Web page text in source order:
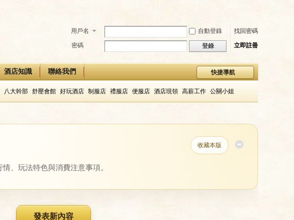
用戶名 自動登錄 找回密碼
密碼 登錄 立即註冊
快捷導航
酒店知識 聯絡我們
八大幹部 舒壓會館 好玩酒店 制服店 禮服店 便服店 酒店現領 高薪工作 公關小姐
收藏本版
、玩法特色與消費注意事項。